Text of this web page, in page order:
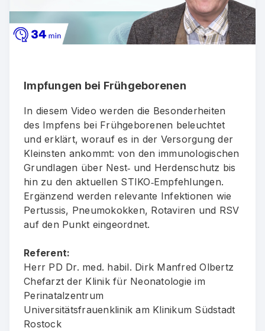
Impfungen bei Frühgeborenen
In diesem Video werden die Besonderheiten
des Impfens bei Frühgeborenen beleuchtet
und erklärt, worauf es in der Versorgung der
Kleinsten ankommt: von den immunologischen
Grundlagen über Nest‑ und Herdenschutz bis
hin zu den aktuellen STIKO‑Empfehlungen.
Ergänzend werden relevante Infektionen wie
Pertussis, Pneumokokken, Rotaviren und RSV
auf den Punkt eingeordnet.
Referent:
Herr PD Dr. med. habil. Dirk Manfred Olbertz
Chefarzt der Klinik für Neonatologie im
Perinatalzentrum
Universitätsfrauenklinik am Klinikum Südstadt
Rostock